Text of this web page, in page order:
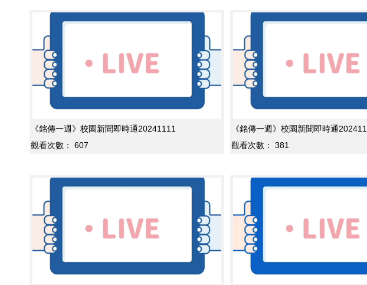
《銘傳一週》校園新聞即時通20241111
觀看次數：
607
《銘傳一週》校園新聞即時通
觀看次數：
381